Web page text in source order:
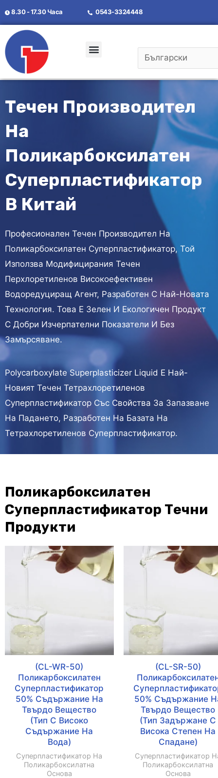
8.30 - 17.30 Часа 0543-3324448
Течен Производител
На
Поликарбоксилатен
Суперпластификатор
В Китай
Професионален Течен Производител На
Поликарбоксилатен Суперпластификатор, Той
Използва Модифицирания Течен
Перхлоретиленов Високоефективен
Водоредуциращ Агент, Разработен С Най-Новата
Технология. Това Е Зелен И Екологичен Продукт
С Добри Изчерпателни Показатели И Без
Замърсяване.
Polycarboxylate Superplasticizer Liquid Е Най-
Новият Течен Тетрахлоретиленов
Суперпластификатор Със Свойства За Запазване
На Падането, Разработен На Базата На
Тетрахлоретиленов Суперпластификатор.
Поликарбоксилатен
Суперпластификатор Течни
Продукти
(CL-WR-50)
Поликарбоксилатен
Суперпластификатор
50% Съдържание На
Твърдо Вещество
(тип С Високо
Съдържание На
Вода)
Суперпластификатор На
Поликарбоксилатна
Основа
(CL-SR-50)
50% Съдържание
Твърдо Вещество
(тип Задържане С
Висока Степен На
Спадане)
Суперпластификатор
Поликарбоксилатна
Основа